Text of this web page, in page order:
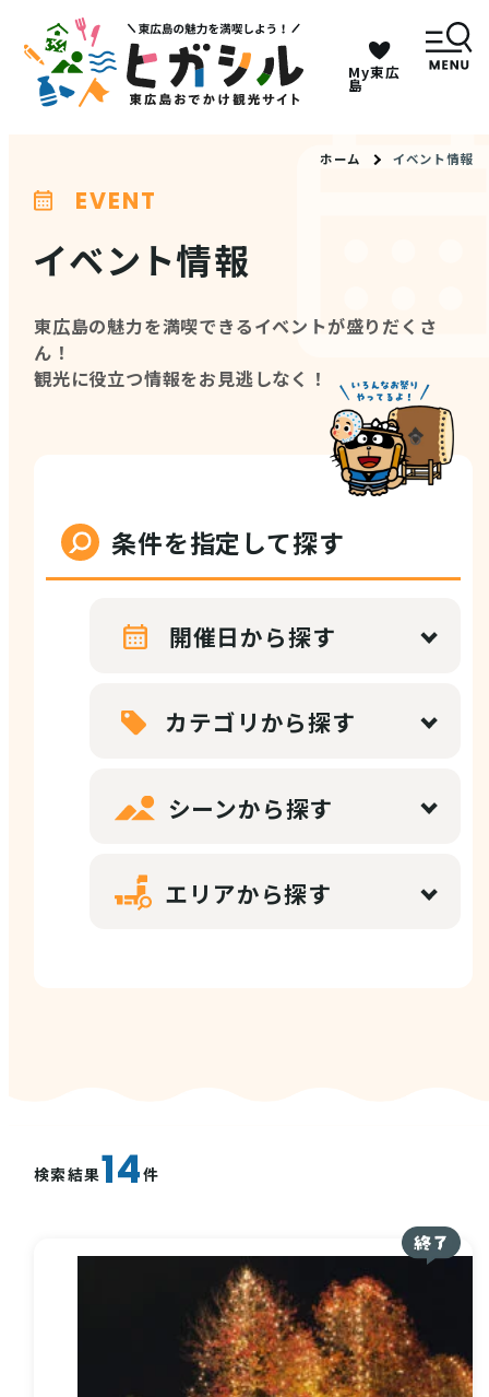
My東広
島
ホーム イベント情報
EVENT
イベント情報
東広島の魅力を満喫できるイベントが盛りだくさ
ん！
観光に役立つ情報をお見逃しなく！
条件を指定して探す
開催日から探す
カテゴリから探す
シーンから探す
エリアから探す
検索結果14件
キーワードは2つまで、30文字以内で検索してくだ
さい。
メニュー
MENU
観光スポット
店舗情報
モデルコース
注目コンテンツ
特集記事